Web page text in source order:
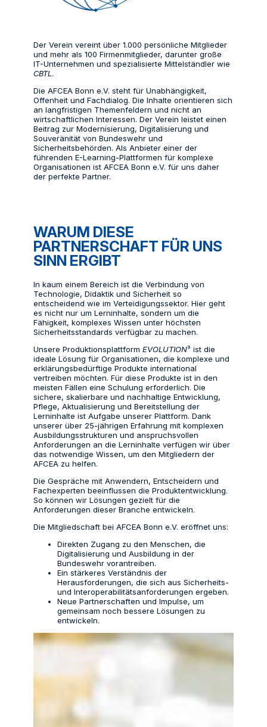
Der Verein vereint über 1.000 persönliche Mitglieder
und mehr als 100 Firmenmitglieder, darunter große
IT-Unternehmen und spezialisierte Mittelständler wie
CBTL .
Die AFCEA Bonn e.V. steht für Unabhängigkeit,
Offenheit und Fachdialog. Die Inhalte orientieren sich
an langfristigen Themenfeldern und nicht an
wirtschaftlichen Interessen. Der Verein leistet einen
Beitrag zur Modernisierung, Digitalisierung und
Souveränität von Bundeswehr und
Sicherheitsbehörden. Als Anbieter einer der
führenden E-Learning-Plattformen für komplexe
Organisationen ist AFCEA Bonn e.V. für uns daher
der perfekte Partner.
WARUM DIESE
PARTNERSCHAFT FÜR UNS
SINN ERGIBT
In kaum einem Bereich ist die Verbindung von
Technologie, Didaktik und Sicherheit so
entscheidend wie im Verteidigungssektor. Hier geht
es nicht nur um Lerninhalte, sondern um die
Fähigkeit, komplexes Wissen unter höchsten
Sicherheitsstandards verfügbar zu machen.
Unsere Produktionsplattform EVOLUTION³ ist die
ideale Lösung für Organisationen, die komplexe und
erklärungsbedürftige Produkte international
vertreiben möchten. Für diese Produkte ist in den
meisten Fällen eine Schulung erforderlich. Die
sichere, skalierbare und nachhaltige Entwicklung,
Pflege, Aktualisierung und Bereitstellung der
Lerninhalte ist Aufgabe unserer Plattform. Dank
unserer über 25-jährigen Erfahrung mit komplexen
Ausbildungsstrukturen und anspruchsvollen
Anforderungen an die Lerninhalte verfügen wir über
das notwendige Wissen, um den Mitgliedern der
AFCEA zu helfen.
Die Gespräche mit Anwendern, Entscheidern und
Fachexperten beeinflussen die Produktentwicklung.
So können wir Lösungen gezielt für die
Anforderungen dieser Branche entwickeln.
Die Mitgliedschaft bei AFCEA Bonn e.V. eröffnet uns:
Direkten Zugang zu den Menschen, die
Digitalisierung und Ausbildung in der
Bundeswehr vorantreiben.
Ein stärkeres Verständnis der
Herausforderungen, die sich aus Sicherheits-
und Interoperabilitätsanforderungen ergeben.
Neue Partnerschaften und Impulse, um
gemeinsam noch bessere Lösungen zu
entwickeln.